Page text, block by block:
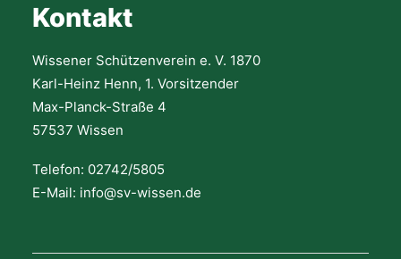
Kontakt
Wissener Schützenverein e. V. 1870
Karl-Heinz Henn, 1. Vorsitzender
Max-Planck-Straße 4
57537 Wissen
Telefon: 02742/5805
E-Mail: info@sv-wissen.de